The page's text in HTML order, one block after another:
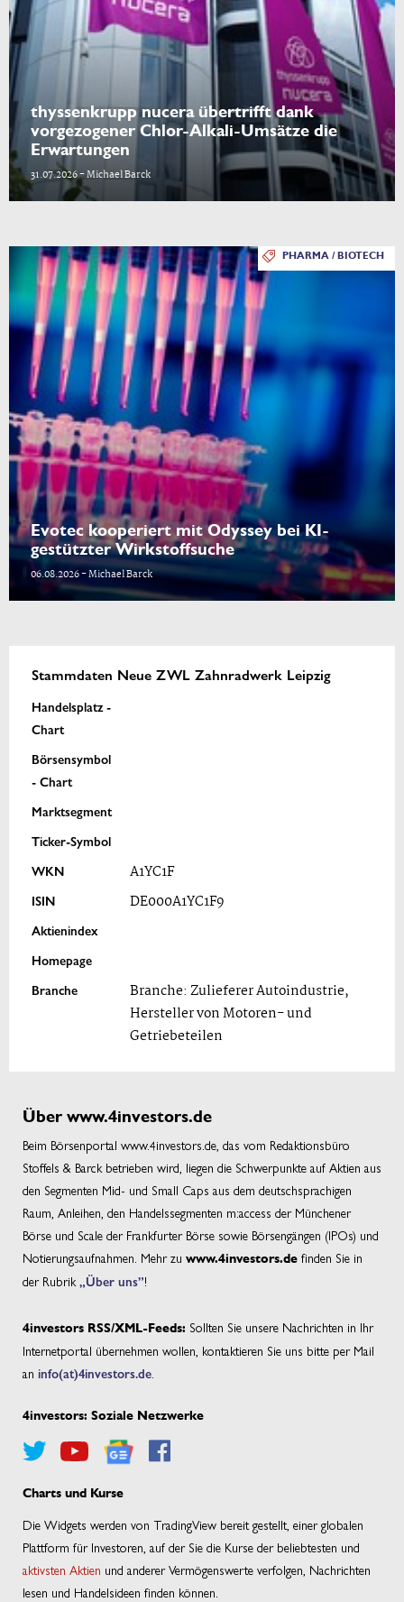
thyssenkrupp nucera übertrifft dank
vorgezogener Chlor-Alkali-Umsätze die
Erwartungen
31.07.2026 - Michael Barck
PHARMA / BIOTECH
Evotec kooperiert mit Odyssey bei KI-
gestützter Wirkstoffsuche
06.08.2026 - Michael Barck
Stammdaten Neue ZWL Zahnradwerk Leipzig
Handelsplatz -
Chart
Börsensymbol
- Chart
Marktsegment
Ticker-Symbol
WKN
A1YC1F
ISIN DE000A1YC1F9
Aktienindex
Homepage
Branche
Branche: Zulieferer Autoindustrie,
Hersteller von Motoren- und
Getriebeteilen
Über www.4investors.de
Beim Börsenportal www.4investors.de, das vom Redaktionsbüro
Stoffels & Barck betrieben wird, liegen die Schwerpunkte auf Aktien aus
den Segmenten Mid- und Small Caps aus dem deutschsprachigen
Raum, Anleihen, den Handelssegmenten m:access der Münchener
Börse und Scale der Frankfurter Börse sowie Börsengängen (IPOs) und
Notierungsaufnahmen. Mehr zu www.4investors.de finden Sie in
der Rubrik „Über uns”!
4investors RSS/XML-Feeds: Sollten Sie unsere Nachrichten in Ihr
Internetportal übernehmen wollen, kontaktieren Sie uns bitte per Mail
an info(at)4investors.de
4investors: Soziale Netzwerke
Charts und Kurse
Die Widgets werden von TradingView bereit gestellt, einer globalen
Plattform für Investoren, auf der Sie die Kurse der beliebtesten und
aktivsten Aktien und anderer Vermögenswerte verfolgen, Nachrichten
lesen und Handelsideen finden können.